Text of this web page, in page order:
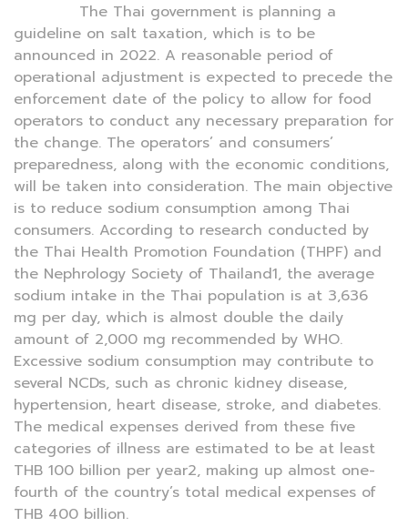
The Thai government is planning a
guideline on salt taxation, which is to be
announced in 2022. A reasonable period of
operational adjustment is expected to precede the
enforcement date of the policy to allow for food
operators to conduct any necessary preparation for
the change. The operators’ and consumers’
preparedness, along with the economic conditions,
will be taken into consideration. The main objective
is to reduce sodium consumption among Thai
consumers. According to research conducted by
the Thai Health Promotion Foundation (THPF) and
the Nephrology Society of Thailand1, the average
sodium intake in the Thai population is at 3,636
mg per day, which is almost double the daily
amount of 2,000 mg recommended by WHO.
Excessive sodium consumption may contribute to
several NCDs, such as chronic kidney disease,
hypertension, heart disease, stroke, and diabetes.
The medical expenses derived from these five
categories of illness are estimated to be at least
THB 100 billion per year2, making up almost one-
fourth of the country’s total medical expenses of
THB 400 billion.